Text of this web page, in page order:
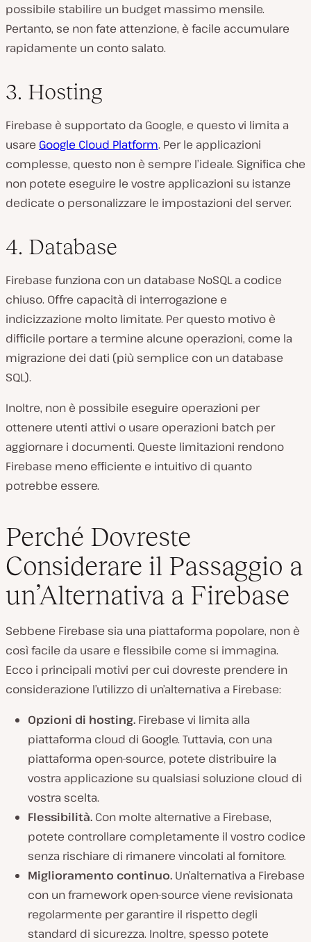
possibile stabilire un budget massimo mensile.
Pertanto, se non fate attenzione, è facile accumulare
rapidamente un conto salato.
3. Hosting
Firebase è supportato da Google, e questo vi limita a
usare Google Cloud Platform. Per le applicazioni
complesse, questo non è sempre l’ideale. Significa che
non potete eseguire le vostre applicazioni su istanze
dedicate o personalizzare le impostazioni del server.
4. Database
Firebase funziona con un database NoSQL a codice
chiuso. Offre capacità di interrogazione e
indicizzazione molto limitate. Per questo motivo è
difficile portare a termine alcune operazioni, come la
migrazione dei dati (più semplice con un database
SQL).
Inoltre, non è possibile eseguire operazioni per
ottenere utenti attivi o usare operazioni batch per
aggiornare i documenti. Queste limitazioni rendono
Firebase meno efficiente e intuitivo di quanto
potrebbe essere.
Perché Dovreste
Considerare il Passaggio a
un’Alternativa a Firebase
Sebbene Firebase sia una piattaforma popolare, non è
così facile da usare e flessibile come si immagina.
Ecco i principali motivi per cui dovreste prendere in
considerazione l’utilizzo di un’alternativa a Firebase:
Opzioni di hosting. Firebase vi limita alla
piattaforma cloud di Google. Tuttavia, con una
piattaforma open-source, potete distribuire la
vostra applicazione su qualsiasi soluzione cloud di
vostra scelta.
Flessibilità. Con molte alternative a Firebase,
potete controllare completamente il vostro codice
senza rischiare di rimanere vincolati al fornitore.
Miglioramento continuo. Un’alternativa a Firebase
con un framework open-source viene revisionata
regolarmente per garantire il rispetto degli
standard di sicurezza. Inoltre, spesso potete